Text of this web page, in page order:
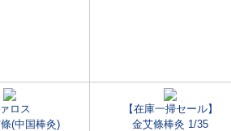
ロス
(中国棒灸)
【在庫一掃セール】
金艾條棒灸 1/35